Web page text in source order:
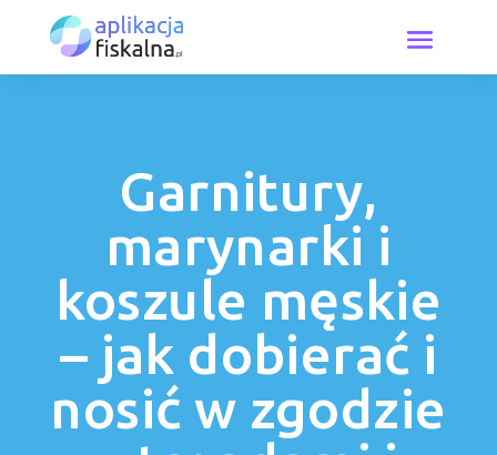
Garnitury,
marynarki i
koszule męskie
– jak dobierać i
nosić w zgodzie